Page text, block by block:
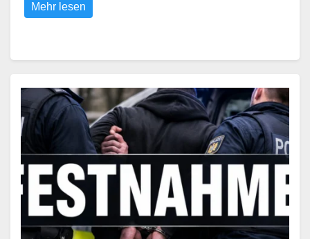
Mehr lesen